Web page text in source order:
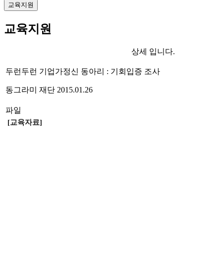
교육지원
교육지원
상세 입니다.
두런두런 기업가정신 동아리 : 기회입증 조사
동그라미 재단 2015.01.26
파일
[교육자료]